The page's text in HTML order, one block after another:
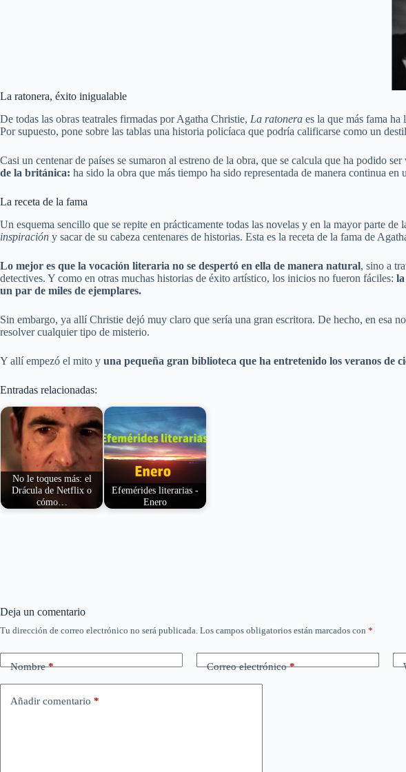
La ratonera, éxito inigualable
De todas las obras teatrales firmadas por Agatha Christie, La ratonera es la que más fama
Por supuesto, pone sobre las tablas una historia policíaca que podría calificarse como un
Casi un centenar de países se sumaron al estreno de la obra, que se calcula que ha podido
de la británica: ha sido la obra que más tiempo ha sido representada de manera continua en
La receta de la fama
Un esquema sencillo que se repite en prácticamente todas las novelas y en la mayor parte de
inspiración y sacar de su cabeza centenares de historias. Esta es la receta de la fama de
Lo mejor es que la vocación literaria no se despertó en ella de manera natural, sino a
detectives. Y como en otras muchas historias de éxito artístico, los inicios no fueron fáciles:
un par de miles de ejemplares.
Sin embargo, ya allí Christie dejó muy claro que sería una gran escritora. De hecho, en esa
resolver cualquier tipo de misterio.
Y allí empezó el mito y una pequeña gran biblioteca que ha entretenido los veranos de
Entradas relacionadas:
No le toques más: el
Drácula de Netflix o
cómo…
Efemérides literarias -
Enero
Deja un comentario
Tu dirección de correo electrónico no será publicada. Los campos obligatorios están marcados con *
Nombre* Correo electrónico*
Añadir comentario *